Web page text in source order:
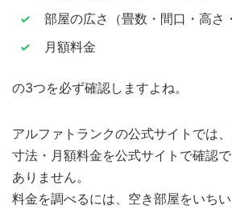
部屋の広さ（畳数・間口・高さ
月額料金
の3つを必ず確認しますよね。
アルファトランクの公式サイトでは
寸法・月額料金を公式サイトで確認
ありません。
料金を調べるには、空き部屋をいち